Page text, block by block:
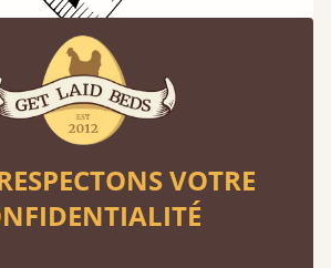
garantis 11 ans
un choix définitif : l'assurance
du temps. Nous passons
de notre vie au lit. Mieux vaut
qu’il soit fait pour durer.
VOTRE